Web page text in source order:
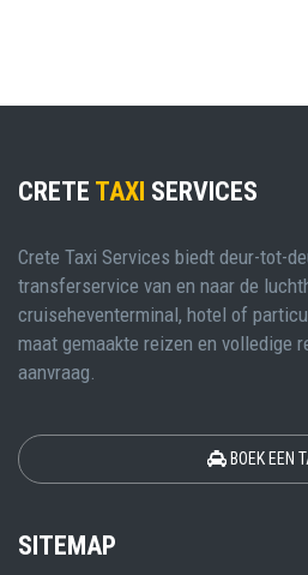
CRETE TAXI SERVICES
Crete Taxi Services biedt deur-tot-
transferservice van en naar de
cruiseheventerminal, hotel of
maat gemaakte reizen en volledige
aanvraag.
BOEK EEN
SITEMAP